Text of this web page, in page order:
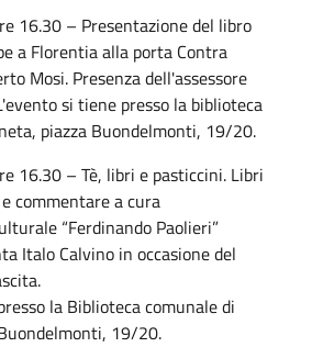
16.30 – Presentazione del libro
a Florentia alla porta Contra
Mosi. Presenza dell'assessore
si tiene presso la biblioteca
piazza Buondelmonti, 19/20.
16.30 – Tè, libri e pasticcini. Libri
commentare a cura
“Ferdinando Paolieri”
Italo Calvino in occasione del
la Biblioteca comunale di
19/20.